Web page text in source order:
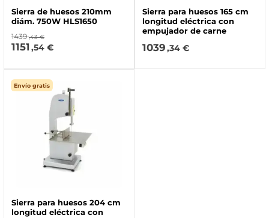
Sierra de huesos 210mm
diám. 750W HLS1650
1439 ,43 €
1151,54 €
Sierra para huesos 165 cm
longitud eléctrica con
empujador de carne
1039,34 €
Envío gratis
Sierra para huesos 204 cm
longitud eléctrica con